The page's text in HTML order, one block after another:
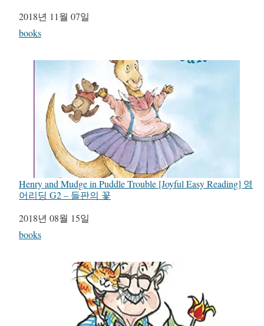
일자
2018년 11월 07일
관련 항목
books
Henry and Mudge in Puddle Trouble [Joyful Easy Reading] 영
어리딩 G2 – 들판의 꽃
일자
2018년 08월 15일
관련 항목
books